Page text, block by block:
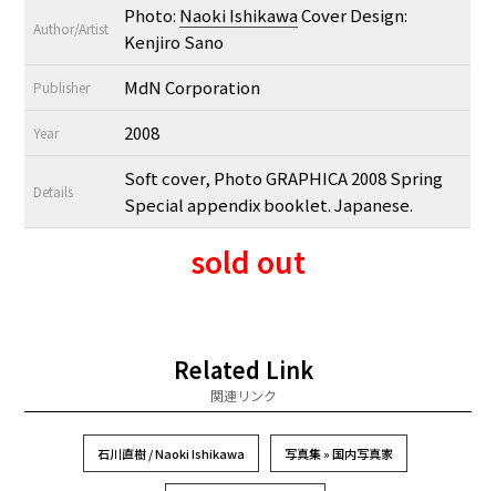
Author/Artist
Photo: Naoki IshikawaCover Design:
Kenjiro Sano
Publisher MdN Corporation
Year 2008
Details
Soft cover, Photo GRAPHICA 2008 Spring
Special appendix booklet. Japanese.
sold out
Related Link
関連リンク
石川直樹 / Naoki Ishikawa 写真集 » 国内写真家